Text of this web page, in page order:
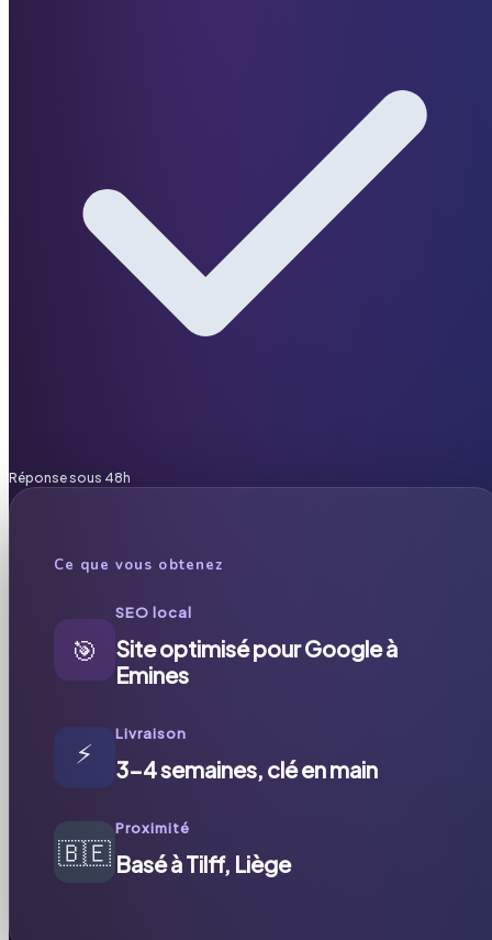
Réponse sous 48h
Ce que vous obtenez
🎯
SEO local
Site optimisé pour Google à
Emines
⚡
Livraison
3-4 semaines, clé en main
🇧🇪
Proximité
Basé à Tilff, Liège